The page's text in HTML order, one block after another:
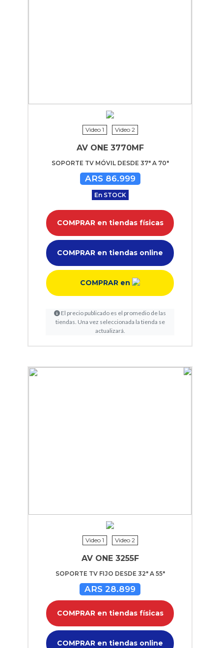
Video 1 Video 2
AV ONE 3770MF
SOPORTE TV MÓVIL DESDE 37" A 70"
ARS 86.999
En STOCK
COMPRAR en tiendas físicas
COMPRAR en tiendas online
COMPRAR en
El precio publicado es el promedio de las
tiendas. Una vez seleccionada la tienda se
actualizará.
Video 1 Video 2
AV ONE 3255F
SOPORTE TV FIJO DESDE 32" A 55"
ARS 28.899
COMPRAR en tiendas físicas
COMPRAR en tiendas online